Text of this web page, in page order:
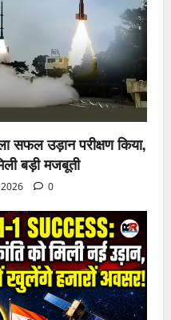
सफल उड़ान परीक्षण किया,
बड़ी मजबूती
0